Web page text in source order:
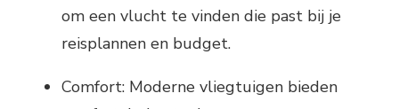
om een vlucht te vinden die past bij je
reisplannen en budget.
Comfort: Moderne vliegtuigen bieden